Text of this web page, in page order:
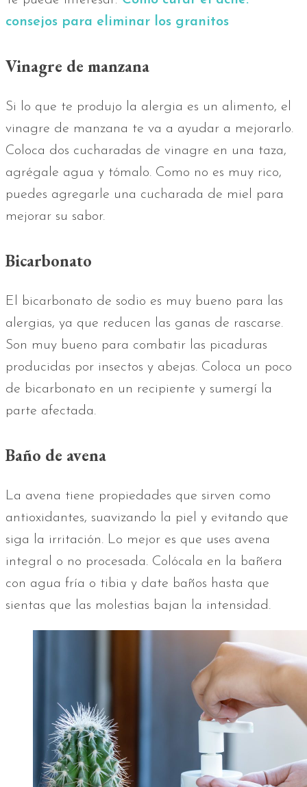
consejos para eliminar los granitos
Vinagre de manzana
Si lo que te produjo la alergia es un alimento, el
vinagre de manzana te va a ayudar a mejorarlo.
Coloca dos cucharadas de vinagre en una taza,
agrégale agua y tómalo. Como no es muy rico,
puedes agregarle una cucharada de miel para
mejorar su sabor.
Bicarbonato
El bicarbonato de sodio es muy bueno para las
alergias, ya que reducen las ganas de rascarse.
Son muy bueno para combatir las picaduras
producidas por insectos y abejas. Coloca un poco
de bicarbonato en un recipiente y sumergí la
parte afectada.
Baño de avena
La avena tiene propiedades que sirven como
antioxidantes, suavizando la piel y evitando que
siga la irritación. Lo mejor es que uses avena
integral o no procesada. Colócala en la bañera
con agua fría o tibia y date baños hasta que
sientas que las molestias bajan la intensidad.